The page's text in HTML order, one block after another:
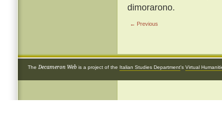
dimorarono.
← Previous
The Decameron Web is a project of the Italian Studies Department's Virtual